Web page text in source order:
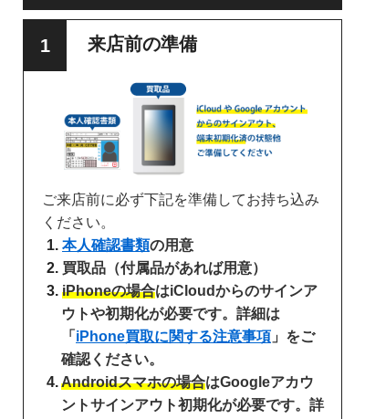
来店前の準備
ご来店前に必ず下記を準備してお持ち込み
ください。
本人確認書類の用意
買取品（付属品があれば用意）
iPhoneの場合はiCloudからのサインア
ウトや初期化が必要です。詳細は
「 iPhone買取に関する注意事項 」をご
確認ください。
Androidスマホの場合はGoogleアカウ
ントサインアウト初期化が必要です。詳